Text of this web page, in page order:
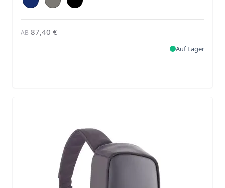
AB 87,40 €
Auf Lager